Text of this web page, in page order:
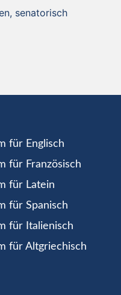
senatorisch
für Englisch
für Französisch
für Latein
für Spanisch
für Italienisch
für Altgriechisch